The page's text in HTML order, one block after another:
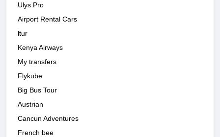
Ulys Pro
Airport Rental Cars
ltur
Kenya Airways
My transfers
Flykube
Big Bus Tour
Austrian
Cancun Adventures
French bee